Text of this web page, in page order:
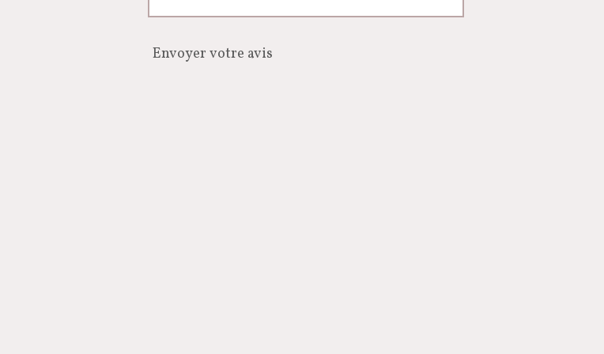
Envoyer votre avis